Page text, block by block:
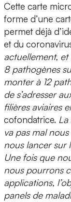
Cette carte
forme d’une
permet déjà
et du
actuellement, et
8 pathogènes
monter à 12
de s’adresser
filières aviaires
cofondatrice.
va pas mal
nous lancer sur
Une fois que
nous pourrons
applications,
panels de